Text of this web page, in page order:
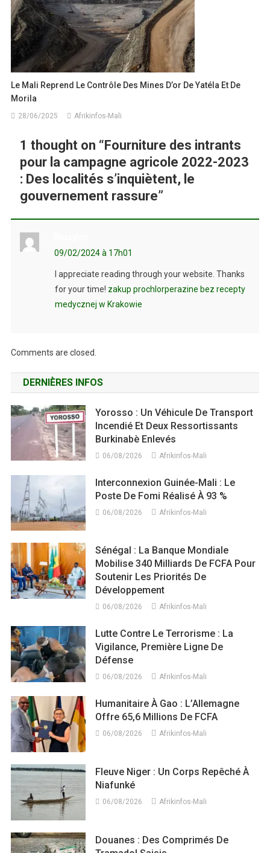
Le Mali Reprend Le Contrôle Des Mines D’or De Yatéla Et De
Morila
28/06/2025 Afrikinfos-Mali
1 thought on “Fourniture des intrants
pour la campagne agricole 2022-2023
: Des localités s’inquiètent, le
gouvernement rassure”
09/02/2024 à 17h01
I appreciate reading through your website. Thanks
for your time! zakup prochlorperazine bez recepty
medycznej w Krakowie
Comments are closed.
DERNIÈRES INFOS
Yorosso : Un Véhicule De Transport
Incendié Et Deux Ressortissants
Burkinabè Enlevés
06/08/2026 Afrikinfos-Mali
Interconnexion Guinée-Mali : Le
Poste De Fomi Réalisé À 93 %
06/08/2026 Afrikinfos-Mali
Sénégal : La Banque Mondiale
Mobilise 340 Milliards De FCFA Pour
Soutenir Les Priorités De
Développement
06/08/2026 Afrikinfos-Mali
Lutte Contre Le Terrorisme : La
Vigilance, Première Ligne De
Défense
06/08/2026 Afrikinfos-Mali
Humanitaire À Gao : L’Allemagne
Offre 65,6 Millions De FCFA
06/08/2026 Afrikinfos-Mali
Fleuve Niger : Un Corps Repêché À
Niafunké
06/08/2026 Afrikinfos-Mali
Douanes : Des Comprimés De